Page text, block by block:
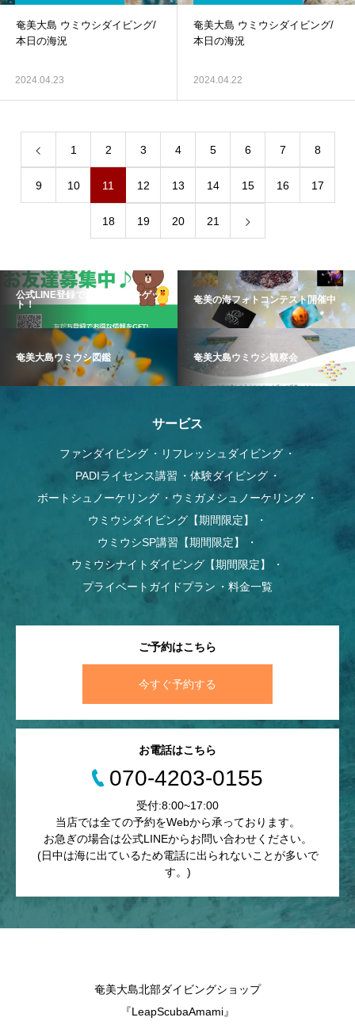
奄美大島 ウミウシダイビング/
本日の海況
2024.04.23
奄美大島 ウミウシダイビング/
本日の海況
2024.04.22
1 2 3 4 5 6 7 8
9 10 11 12 13 14 15 16 17
18 19 20 21
公式LINE登録でお得な情報をゲッ
ト！
奄美の海フォトコンテスト開催中
奄美大島ウミウシ図鑑 奄美大島ウミウシ観察会
サービス
ファンダイビング
リフレッシュダイビング
PADIライセンス講習
体験ダイビング
ボートシュノーケリング
ウミガメシュノーケリング
ウミウシダイビング【期間限定】
ウミウシSP講習【期間限定】
ウミウシナイトダイビング【期間限定】
プライベートガイドプラン
料金一覧
ご予約はこちら
今すぐ予約する
お電話はこちら
070-4203-0155
受付:8:00~17:00
当店では全ての予約をWebから承っております。
お急ぎの場合は公式LINEからお問い合わせください。
(日中は海に出ているため電話に出られないことが多いで
す。)
奄美大島北部ダイビングショップ
『LeapScubaAmami』